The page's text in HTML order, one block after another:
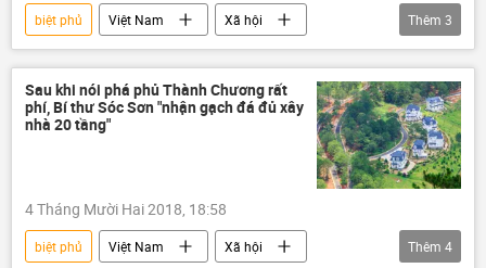
biệt phủ Việt Nam
Xã hội
Sóc Sơn
Hà Nội xẻ thịt đất rừng
Thêm 3
Sau khi nói phá phủ Thành Chương rất
phí, Bí thư Sóc Sơn "nhận gạch đá đủ xây
nhà 20 tầng"
4 Tháng Mười Hai 2018, 18:58
biệt phủ Việt Nam
Xã hội
Thêm 4